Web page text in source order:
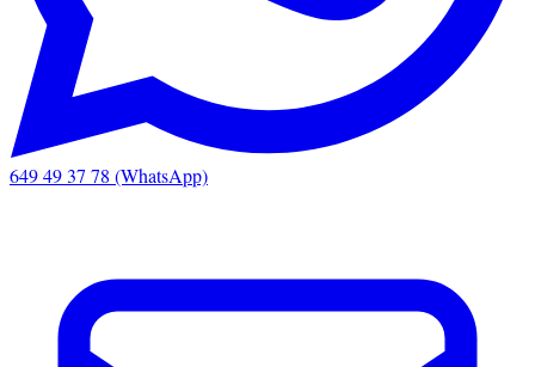
649 49 37 78 (WhatsApp)